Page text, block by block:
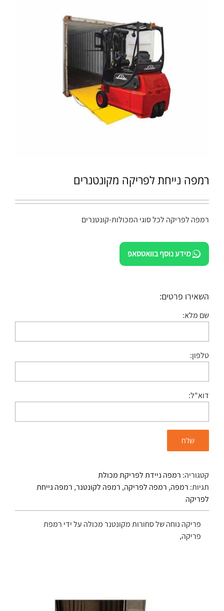
רמפה נייחת לפריקה מקונטנרים
רמפה לפריקה לכל סוגי המכולות-קונטנרים
מידע נוסף בוואטסאפ
השאירו פרטים:
שם מלא:
טלפון:
דוא"ל:
קטגוריה: רמפה ניידת לפריקת מכולת
תגיות: רמפה, רמפה לפריקה, רמפה לקונטנר, רמפה נייחת
לפריקה
פריקה נוחה של סחורות מקונטנר מכולה על ידי רמפת
פריקה,